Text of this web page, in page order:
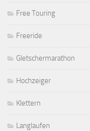
Free Touring
Freeride
Gletschermarathon
Hochzeiger
Klettern
Langlaufen